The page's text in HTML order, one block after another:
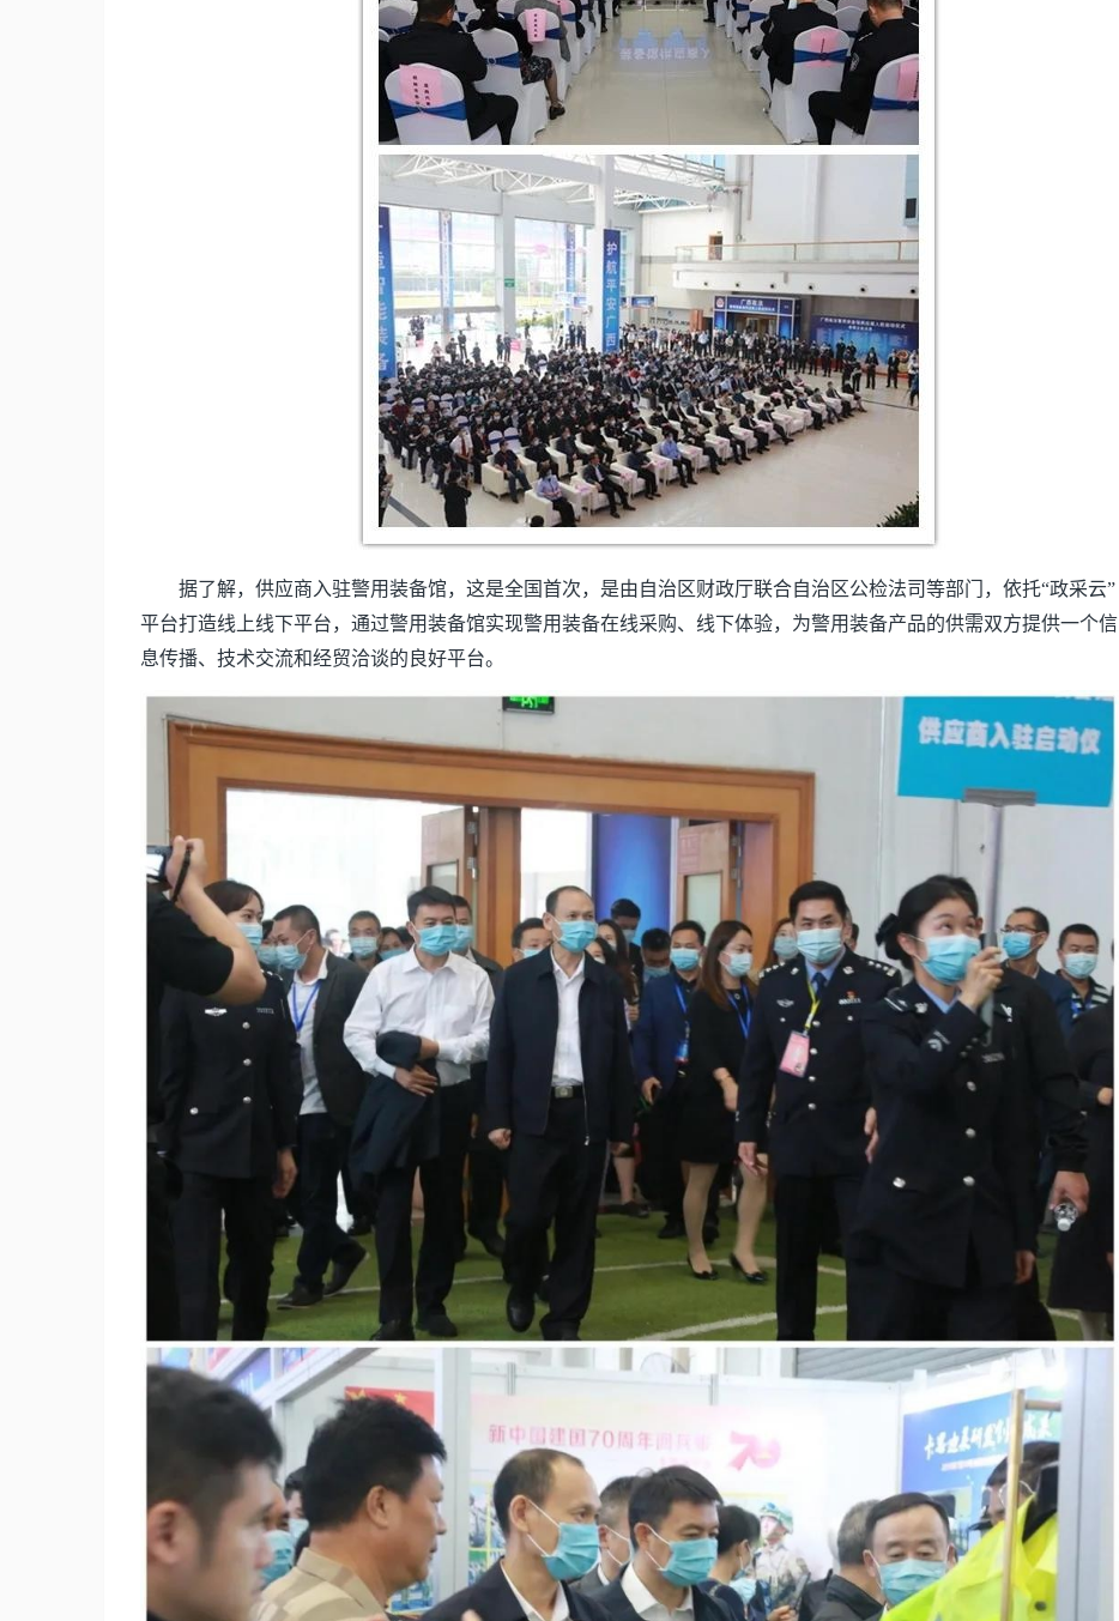
据了解，供应商入驻警用装备馆，这是全国首次，是由自治区财政厅联合自治区公检法司等部门，依托“政采云”
平台打造线上线下平台，通过警用装备馆实现警用装备在线采购、线下体验，为警用装备产品的供需双方提供一个信
息传播、技术交流和经贸洽谈的良好平台。